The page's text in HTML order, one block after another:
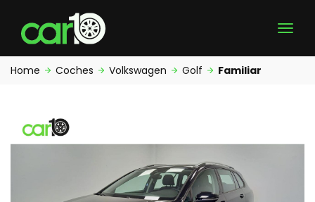
Home Coches Volkswagen Golf Familiar